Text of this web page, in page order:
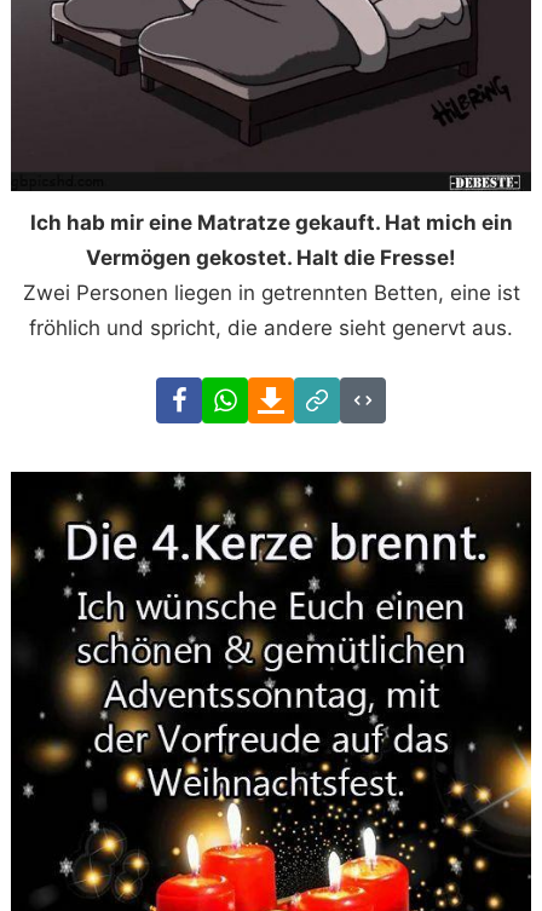
Ich hab mir eine Matratze gekauft. Hat mich ein
Vermögen gekostet. Halt die Fresse!
Zwei Personen liegen in getrennten Betten, eine ist
fröhlich und spricht, die andere sieht genervt aus.
FacebookWhatsAppDownload
Link
Code